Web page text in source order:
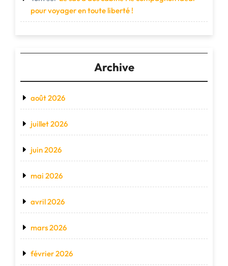
pour voyager en toute liberté !
Archive
août 2026
juillet 2026
juin 2026
mai 2026
avril 2026
mars 2026
février 2026